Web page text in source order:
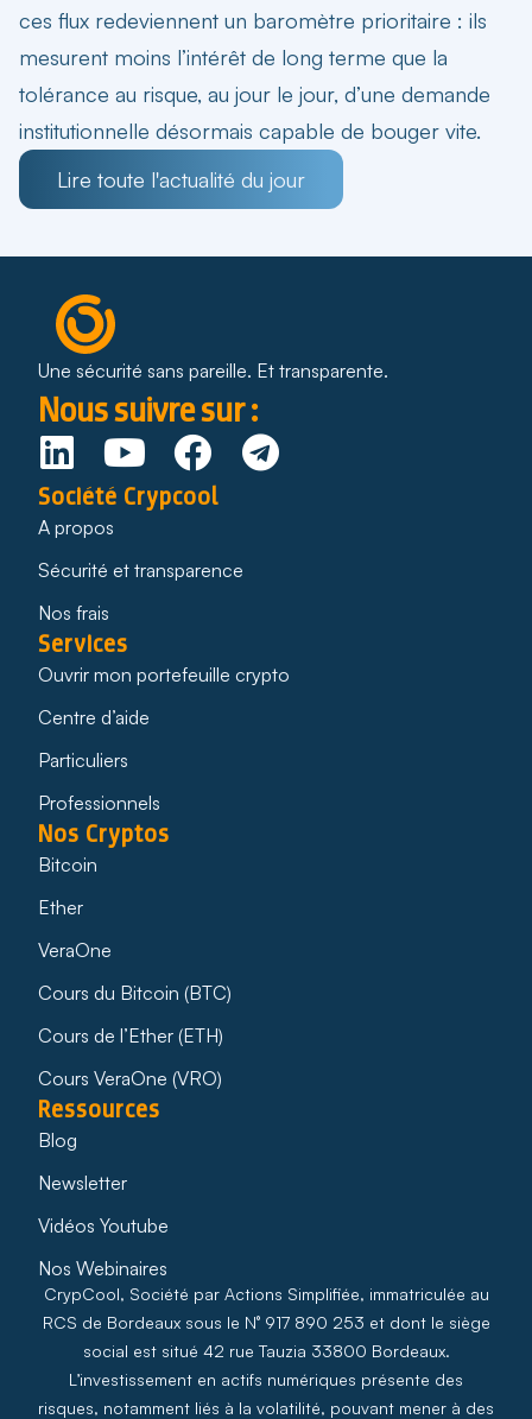
ces flux redeviennent un baromètre prioritaire : ils
mesurent moins l’intérêt de long terme que la
tolérance au risque, au jour le jour, d’une demande
institutionnelle désormais capable de bouger vite.
Lire toute l'actualité du jour
Une sécurité sans pareille. Et transparente.
Nous suivre sur :
Société Crypcool
A propos
Sécurité et transparence
Nos frais
Services
Ouvrir mon portefeuille crypto
Centre d’aide
Particuliers
Professionnels
Nos Cryptos
Bitcoin
Ether
VeraOne
Cours du Bitcoin (BTC)
Cours de l’Ether (ETH)
Cours VeraOne (VRO)
Ressources
Blog
Newsletter
Vidéos Youtube
Nos Webinaires
CrypCool, Société par Actions Simplifiée, immatriculée au
RCS de Bordeaux sous le N° 917 890 253 et dont le siège
social est situé 42 rue Tauzia 33800 Bordeaux.
L’investissement en actifs numériques présente des
risques, notamment liés à la volatilité, pouvant mener à des